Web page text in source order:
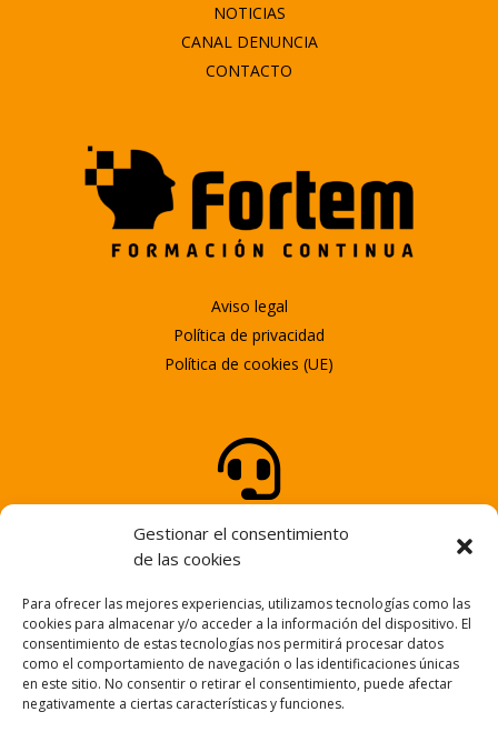
Gestionar el consentimiento
de las cookies
Para ofrecer las mejores experiencias, utilizamos tecnologías como las
cookies para almacenar y/o acceder a la información del dispositivo. El
consentimiento de estas tecnologías nos permitirá procesar datos
como el comportamiento de navegación o las identificaciones únicas
en este sitio. No consentir o retirar el consentimiento, puede afectar
negativamente a ciertas características y funciones.
NOTICIAS
CANAL DENUNCIA
CONTACTO
Aviso legal
Política de privacidad
Política de cookies (UE)

Tel.947 25 58 25

NUESTRO EMAIL
info@fortem.es